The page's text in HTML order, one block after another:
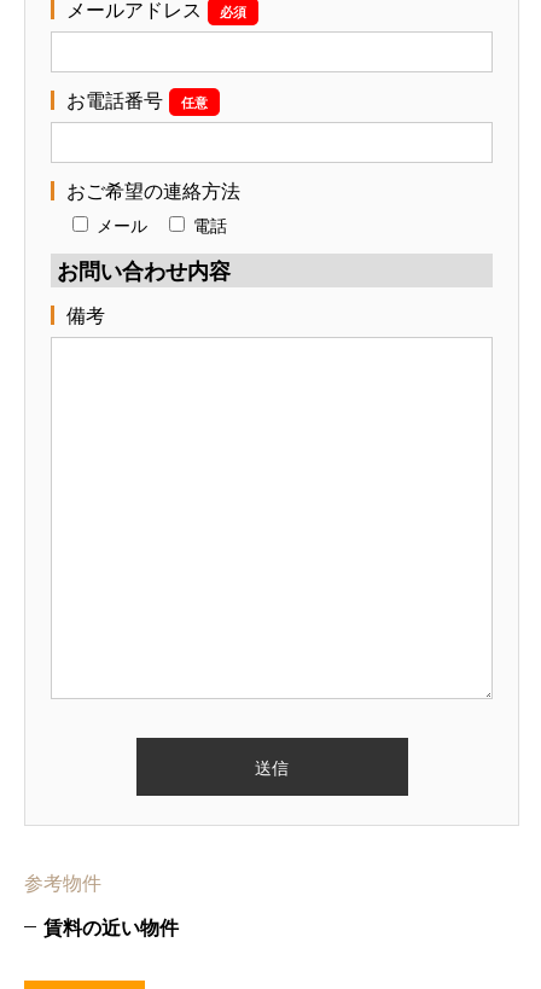
メールアドレス 必須
お電話番号 任意
おご希望の連絡方法
メール 電話
お問い合わせ内容
備考
参考物件
賃料の近い物件